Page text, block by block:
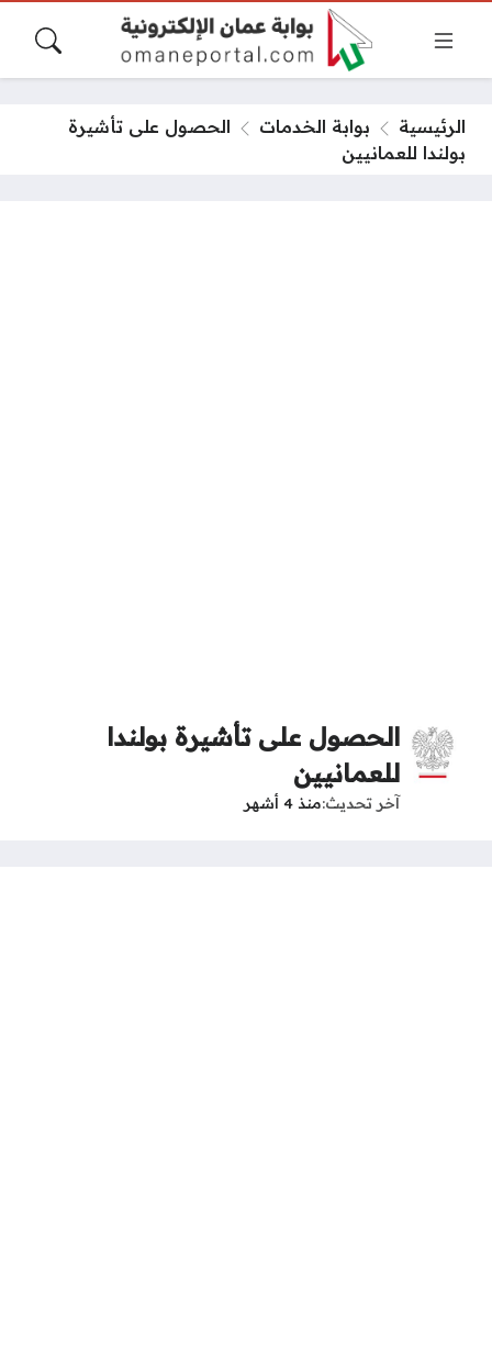
الرئيسية بوابة الخدمات
الحصول على تأشيرة
بولندا للعمانيين
الحصول على تأشيرة بولندا
للعمانيين
آخر تحديث منذ 4 أشهر